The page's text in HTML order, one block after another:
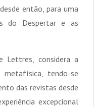
então, para uma
do Despertar e as
Lettres, considera a
tendo-se
das revistas desde
excepcional